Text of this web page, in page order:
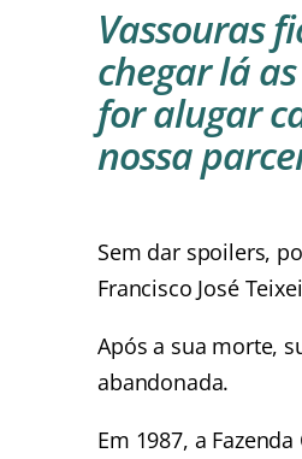
Vassouras
chegar lá
for alugar
nossa
Sem dar spoilers,
Francisco José
Após a sua morte,
abandonada.
Em 1987, a